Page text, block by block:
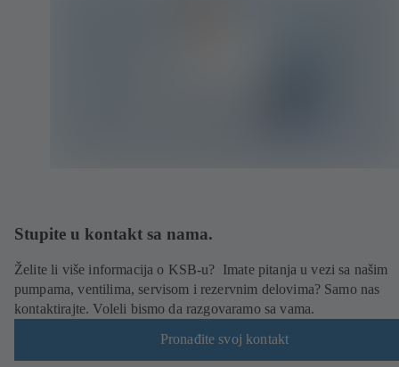
Stupite u kontakt sa nama.
Želite li više informacija o KSB-u? Imate pitanja u vezi sa našim
pumpama, ventilima, servisom i rezervnim delovima? Samo nas
kontaktirajte. Voleli bismo da razgovaramo sa vama.
Pronađite svoj kontakt